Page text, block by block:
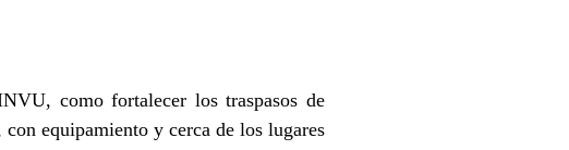
como fortalecer los traspasos de
equipamiento y cerca de los lugares